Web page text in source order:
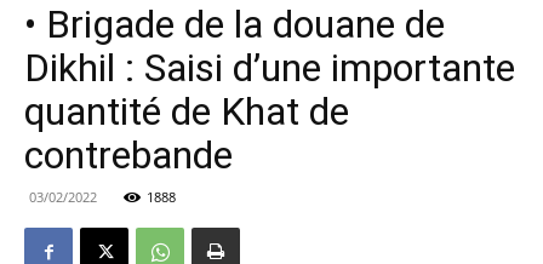
• Brigade de la douane de
Dikhil : Saisi d’une importante
quantité de Khat de
contrebande
03/02/2022 1888